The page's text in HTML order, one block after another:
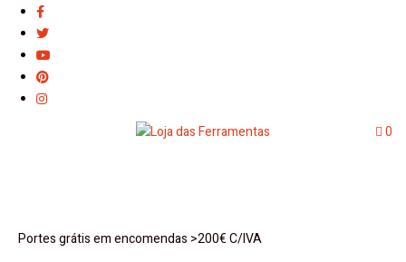
0
Portes grátis em encomendas >200€ C/IVA